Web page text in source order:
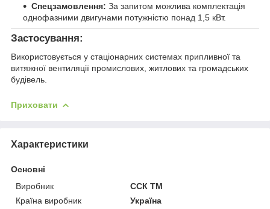
Спецзамовлення: За запитом можлива комплектація
однофазними двигунами потужністю понад 1,5 кВт.
Застосування:
Використовується у стаціонарних системах припливної та
витяжної вентиляції промислових, житлових та громадських
будівель.
Приховати
Характеристики
Основні
Виробник
ССК ТМ
Країна виробник
Україна